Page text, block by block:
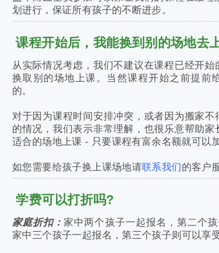
划进行，保证所有孩子的不断进步。
课程开始后，我能换到别的场地去
从实际情况考虑，我们不建议在课程已经开
换取别的场地上课。当然课程开始之前提前
的。
对于因为课程时间安排冲突，或者因为搬家
的情况，我们表示非常理解，也很乐意帮助
适合的场地上课 - 只要课程有富余名额就可以
如您需要给孩子换上课场地请联系我们的客户
学费可以打折吗?
家庭折扣： 家中两个孩子一起报名，第二个
家中三个孩子一起报名，第三个孩子则可以享